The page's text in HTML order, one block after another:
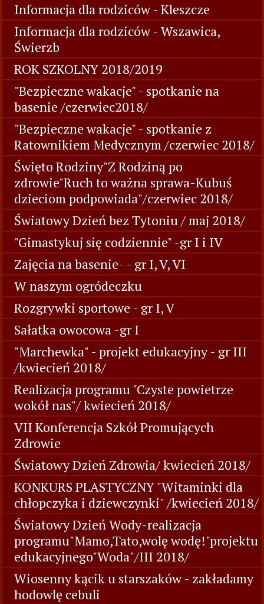
Informacja dla rodziców - Kleszcze
Informacja dla rodziców - Wszawica,
Świerzb
ROK SZKOLNY 2018/2019
"Bezpieczne wakacje" - spotkanie na
basenie /czerwiec2018/
"Bezpieczne wakacje" - spotkanie z
Ratownikiem Medycznym /czerwiec 2018/
Święto Rodziny"Z Rodziną po
zdrowie"Ruch to ważna sprawa-Kubuś
dzieciom podpowiada"/czerwiec 2018/
Światowy Dzień bez Tytoniu / maj 2018/
"Gimastykuj się codziennie" -gr I i IV
Zajęcia na basenie- - gr I, V, VI
W naszym ogródeczku
Rozgrywki sportowe - gr I, V
Sałatka owocowa -gr I
"Marchewka" - projekt edukacyjny - gr III
/kwiecień 2018/
Realizacja programu "Czyste powietrze
wokół nas"/ kwiecień 2018/
VII Konferencja Szkół Promujących
Zdrowie
Światowy Dzień Zdrowia/ kwiecień 2018/
KONKURS PLASTYCZNY "Witaminki dla
chłopczyka i dziewczynki" /kwiecień 2018/
Światowy Dzień Wody-realizacja
programu"Mamo,Tato,wolę wodę!"projektu
edukacyjnego"Woda"/III 2018/
Wiosenny kącik u starszaków - zakładamy
hodowlę cebuli